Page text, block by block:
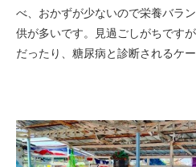
べ、おかずが少ないので栄養バラ
供が多いです。見過ごしがちです
だったり、糖尿病と診断されるケー